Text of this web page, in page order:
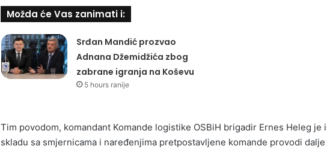
Možda će Vas zanimati i:
Srđan Mandić prozvao
Adnana Džemidžića zbog
zabrane igranja na Koševu
5 hours ranije
Tim povodom, komandant Komande logistike OSBiH brigadir Ernes Heleg je
skladu sa smjernicama i naređenjima pretpostavljene komande provodi